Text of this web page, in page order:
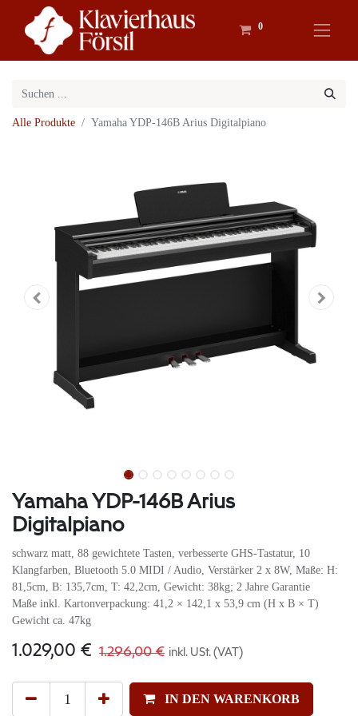
0
Alle Produkte Yamaha YDP-146B Arius Digitalpiano
Yamaha YDP-146B Arius
Digitalpiano
schwarz matt, 88 gewichtete Tasten, verbesserte GHS-Tastatur, 10
Klangfarben, Bluetooth 5.0 MIDI / Audio, Verstärker 2 x 8W, Maße: H:
81,5cm, B: 135,7cm, T: 42,2cm, Gewicht: 38kg; 2 Jahre Garantie
Maße inkl. Kartonverpackung: 41,2 × 142,1 x 53,9 cm (H x B × T)
Gewicht ca. 47kg
1.029,00 € 1.296,00€ inkl. USt. (VAT)
IN DEN WARENKORB